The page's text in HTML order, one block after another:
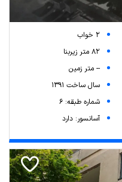
2 خواب
82 متر زیربنا
-- متر زمین
سال ساخت 1391
شماره طبقه: 6
آسانسور: دارد